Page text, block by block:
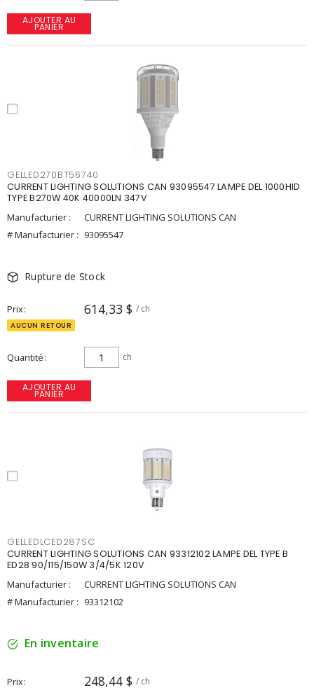
AJOUTER AU
PANIER
GELLED270BT56740
CURRENT LIGHTING SOLUTIONS CAN 93095547 LAMPE DEL 1000HID
TYPE B270W 40K 40000LN 347V
Manufacturier :
CURRENT LIGHTING SOLUTIONS CAN
# Manufacturier : 93095547
Rupture de Stock
Prix 614,33 $ / ch
AUCUN RETOUR
Quantité ch
AJOUTER AU
PANIER
GELLEDLCED287SC
CURRENT LIGHTING SOLUTIONS CAN 93312102 LAMPE DEL TYPE B
ED28 90/115/150W 3/4/5K 120V
Manufacturier :
CURRENT LIGHTING SOLUTIONS CAN
# Manufacturier : 93312102
En inventaire
Prix 248,44 $ / ch